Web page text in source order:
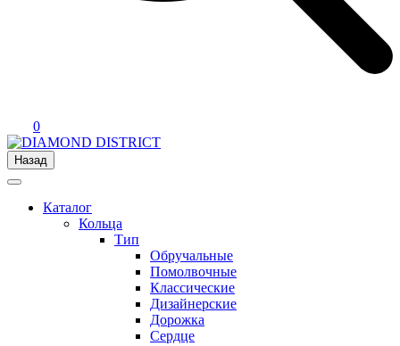
0
Назад
Каталог
Кольца
Тип
Обручальные
Помолвочные
Классические
Дизайнерские
Дорожка
Сердце